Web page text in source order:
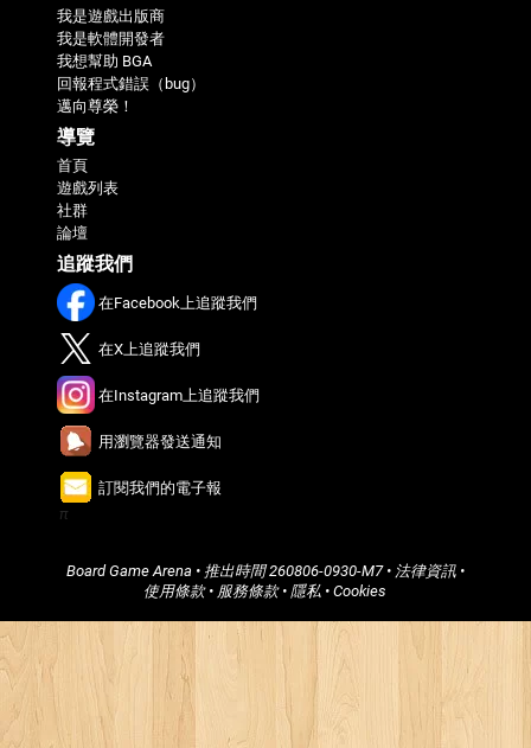
我是遊戲出版商
我是軟體開發者
我想幫助 BGA
回報程式錯誤（bug）
邁向尊榮！
導覽
首頁
遊戲列表
社群
論壇
追蹤我們
在Facebook上追蹤我們
在X上追蹤我們
在Instagram上追蹤我們
用瀏覽器發送通知
訂閱我們的電子報
Board Game Arena • 推出時間260806-0930-M7• 法律資訊•
使用條款• 服務條款• 隱私 •Cookies
π